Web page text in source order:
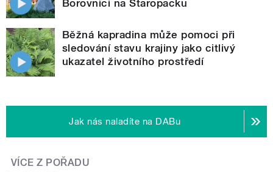
Borovnici na Staropacku
Běžná kapradina může pomoci při
sledování stavu krajiny jako citlivý
ukazatel životního prostředí
Jak nás naladíte na DABu
VÍCE Z POŘADU